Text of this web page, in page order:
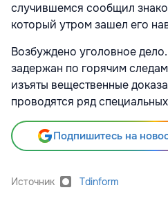
случившемся сообщил
который утром зашел его
Возбуждено уголовное
задержан по горячим
изъяты вещественные
проводятся ряд
Подпишитесь на
Источник Tdinform